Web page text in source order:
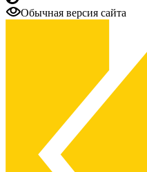
Обычная версия сайта